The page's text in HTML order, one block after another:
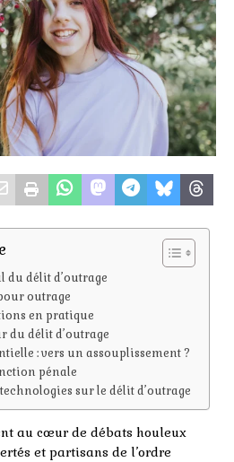
du délit d’outrage
outrage
en pratique
du délit d’outrage
: vers un assouplissement ?
pénale
sur le délit d’outrage
au cœur de débats houleux
et partisans de l’ordre